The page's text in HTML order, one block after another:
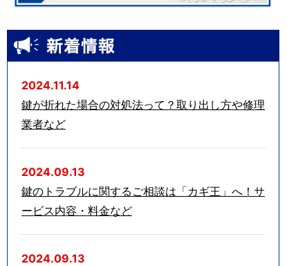
2024.11.14
鍵が折れた場合の対処法って？取り出し方や修理
業者など
2024.09.13
鍵のトラブルに関するご相談は「カギ王」へ！サ
ービス内容・料金など
2024.09.13